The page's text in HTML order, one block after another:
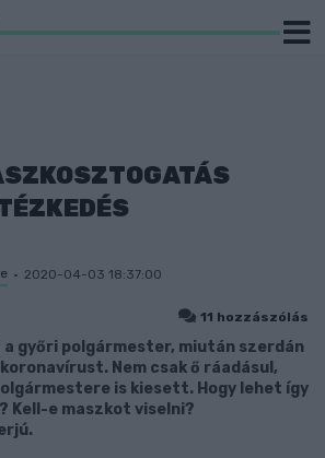
2020-04-03 18:37:00
11 hozzászólás
győri polgármester, miután szerdán
Nem csak ő ráadásul,
is kiesett. Hogy lehet így
Kell-e maszkot viselni?